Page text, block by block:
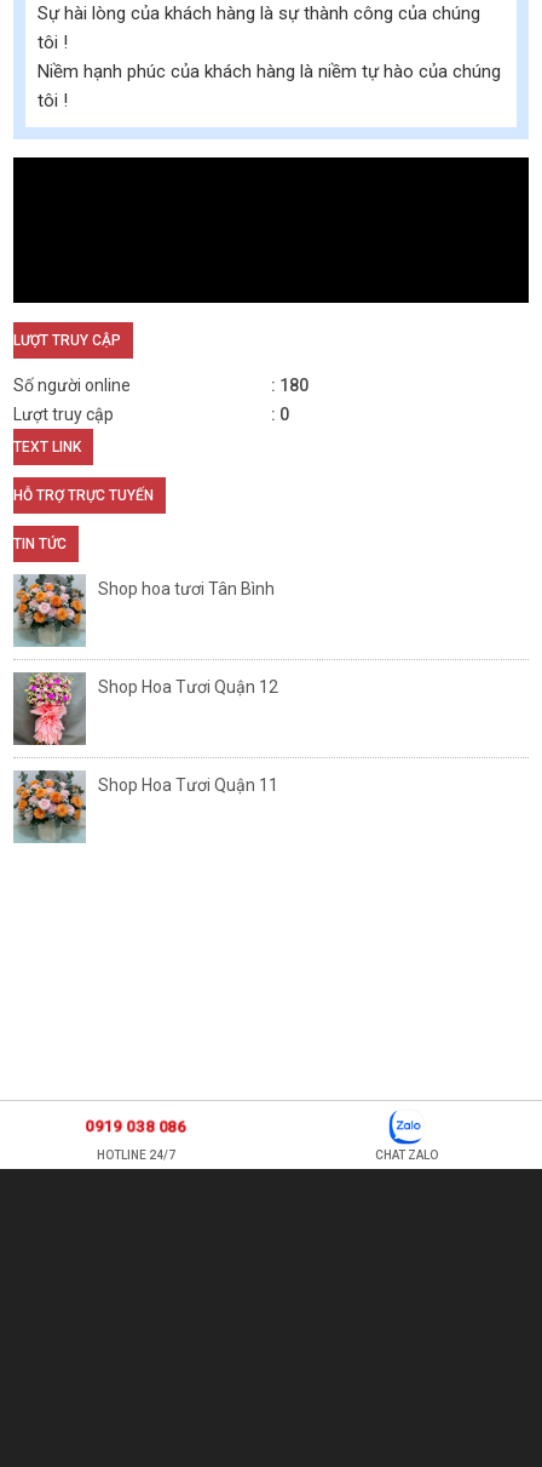
Sự hài lòng của khách hàng là sự thành công của chúng
tôi !
Niềm hạnh phúc của khách hàng là niềm tự hào của chúng
tôi !
LƯỢT TRUY CẬP
Số người online
180
Lượt truy cập
0
TEXT LINK
HỖ TRỢ TRỰC TUYẾN
TIN TỨC
Shop hoa tươi Tân Bình
Shop Hoa Tươi Quận 12
Shop Hoa Tươi Quận 11
0919 038 086
HOTLINE 24/7 CHAT ZALO